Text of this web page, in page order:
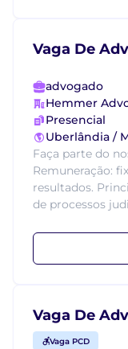
Vaga De
advogado
Hemmer
Presencial
Uberlândia /
Faça parte do
Remuneração:
resultados.
de processos
Vaga De
Vaga PCD